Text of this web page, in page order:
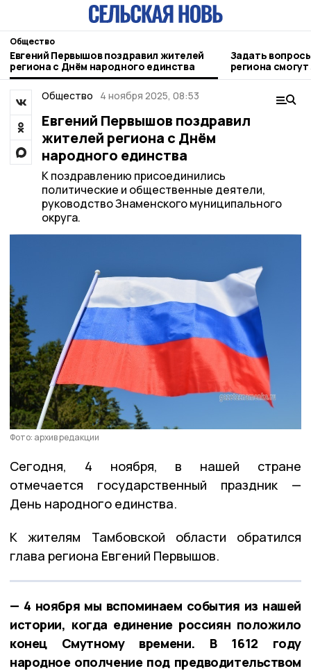
Общество
Евгений Первышов поздравил жителей
региона с Днём народного единства
Задать
региона
Общество 4 ноября 2025, 08:53
Евгений Первышов поздравил
жителей региона с Днём
народного единства
К поздравлению присоединились
политические и общественные деятели,
руководство Знаменского муниципального
округа.
Фото: архив редакции
Сегодня, 4 ноября, в нашей стране
отмечается государственный праздник —
День народного единства.
К жителям Тамбовской области обратился
глава региона Евгений Первышов.
— 4 ноября мы вспоминаем события из нашей
истории, когда единение россиян положило
конец Смутному времени. В 1612 году
народное ополчение под предводительством